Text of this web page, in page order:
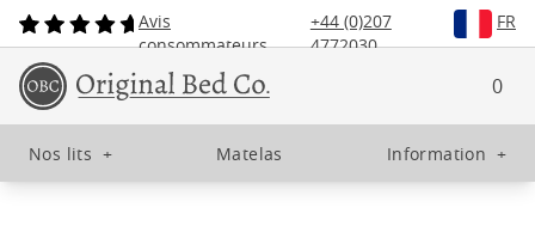
Avis
consommateurs
+44 (0)207
4772030
FR
0
Nos lits + Matelas Information +